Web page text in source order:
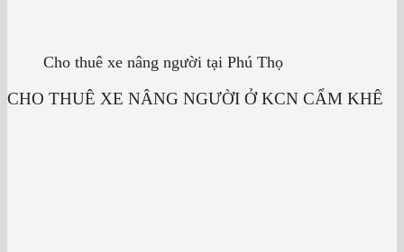
Cho thuê xe nâng người tại Phú Thọ
CHO THUÊ XE NÂNG NGƯỜI Ở KCN CẨM KHÊ